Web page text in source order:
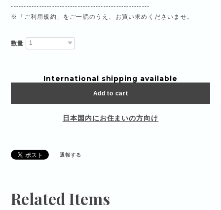
------------------------------------------------------
※「ご利用規約」をご一読のうえ、お買い求めくださいませ。
数量
International shipping available
Add to cart
日本国内にお住まいの方向け
通報する
Related Items